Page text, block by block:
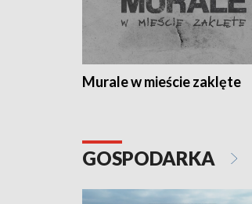
Murale w mieście zaklęte
GOSPODARKA